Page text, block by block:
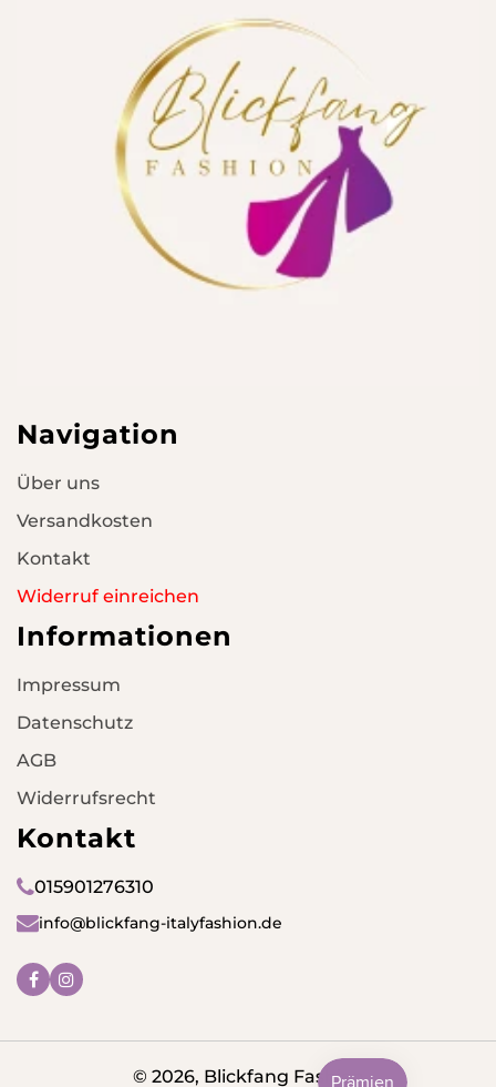
Navigation
Über uns
Versandkosten
Kontakt
Widerruf einreichen
Informationen
Impressum
Datenschutz
AGB
Widerrufsrecht
Kontakt
015901276310
info@blickfang-italyfashion.de
Facebook
Instagram
© 2026, Blickfang Fashion